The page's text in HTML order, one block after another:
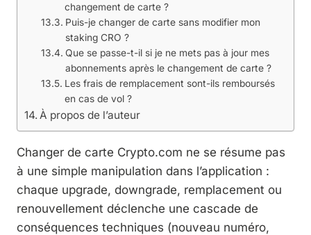
changement de carte ?
Puis-je changer de carte sans modifier mon
staking CRO ?
Que se passe-t-il si je ne mets pas à jour mes
abonnements après le changement de carte ?
Les frais de remplacement sont-ils remboursés
en cas de vol ?
À propos de l’auteur
Changer de carte Crypto.com ne se résume pas
à une simple manipulation dans l’application :
chaque upgrade, downgrade, remplacement ou
renouvellement déclenche une cascade de
conséquences techniques (nouveau numéro,